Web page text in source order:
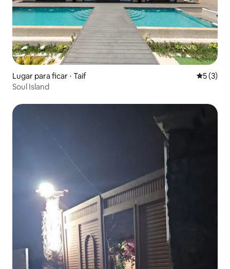
Lugar para ficar ⋅ Taif 5 de
5 (3)
Soul Island